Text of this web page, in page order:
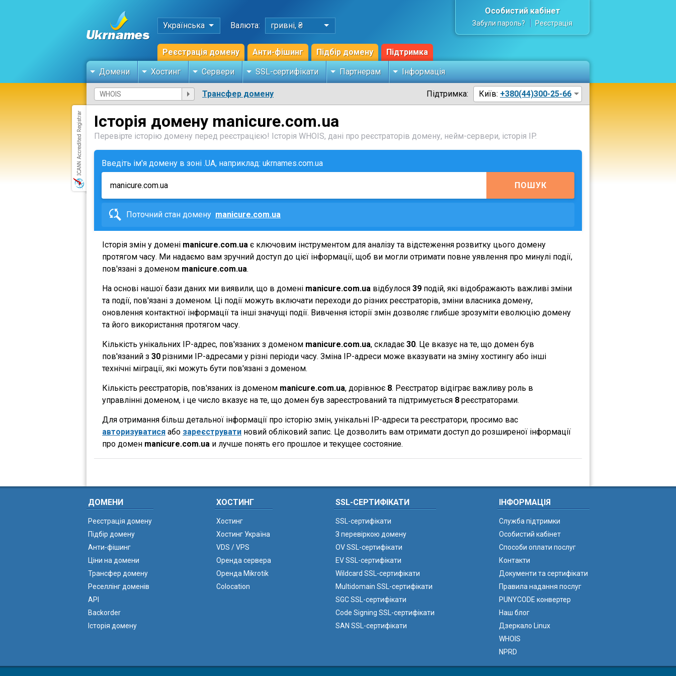
Українська Валюта: гривні, ₴
Реєстрація домену Анти-фішинг Підбір домену Підтримка
Особистий кабінет
Забули пароль? Реєстрація
Домени Хостинг Сервери SSL-сертифікати Партнерам Інформація
Трансфер домену Підтримка: Київ: +380(44)300-25-66
Історія домену manicure.com.ua
Перевірте історію домену перед реєстрацією! Історія WHOIS, дані про реєстраторів домену, нейм-сервери, історія IP.
Введіть ім'я домену в зоні .UA, наприклад: ukrnames.com.ua
ПОШУК
Поточний стан домену manicure.com.ua
Історія змін у домені manicure.com.ua є ключовим інструментом для аналізу та відстеження розвитку цього домену
протягом часу. Ми надаємо вам зручний доступ до цієї інформації, щоб ви могли отримати повне уявлення про минулі події,
пов'язані з доменом manicure.com.ua.
На основі нашої бази даних ми виявили, що в домені manicure.com.ua відбулося 39 подій, які відображають важливі зміни
та події, пов'язані з доменом. Ці події можуть включати переходи до різних реєстраторів, зміни власника домену,
оновлення контактної інформації та інші значущі події. Вивчення історії змін дозволяє глибше зрозуміти еволюцію домену
та його використання протягом часу.
Кількість унікальних IP-адрес, пов'язаних з доменом manicure.com.ua, складає 30. Це вказує на те, що домен був
пов'язаний з 30 різними IP-адресами у різні періоди часу. Зміна IP-адреси може вказувати на зміну хостингу або інші
технічні міграції, які можуть бути пов'язані з доменом.
Кількість реєстраторів, пов'язаних із доменом manicure.com.ua, дорівнює 8. Реєстратор відіграє важливу роль в
управлінні доменом, і це число вказує на те, що домен був зареєстрований та підтримується 8 реєстраторами.
Для отримання більш детальної інформації про історію змін, унікальні IP-адреси та реєстратори, просимо вас
авторизуватися або зареєструвати новий обліковий запис. Це дозволить вам отримати доступ до розширеної інформації
про домен manicure.com.ua и лучше понять его прошлое и текущее состояние.
ДОМЕНИ
Реєстрація домену
Підбір домену
Анти-фішинг
Ціни на домени
Трансфер домену
Реселлінг доменів
API
Backorder
Історія домену
ХОСТИНГ
Хостинг
Хостинг Україна
VDS / VPS
Оренда сервера
Оренда Mikrotik
Colocation
SSL-СЕРТИФІКАТИ
SSL-сертифікати
З перевіркою домену
OV SSL-сертифікати
EV SSL-сертифікати
Wildcard SSL-сертифікати
Multidomain SSL-сертифікати
SGC SSL-сертифікати
Code Signing SSL-сертифікати
SAN SSL-сертифікати
ІНФОРМАЦІЯ
Служба підтримки
Особистий кабінет
Способи оплати послуг
Контакти
Документи та сертифікати
Правила надання послуг
PUNYCODE конвертер
Наш блог
Дзеркало Linux
WHOIS
NPRD